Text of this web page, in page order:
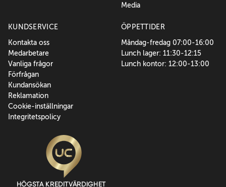
Media
KUNDSERVICE
Kontakta oss
Medarbetare
Vanliga frågor
Förfrågan
Kundansökan
Reklamation
Cookie-inställningar
Integritetspolicy
ÖPPETTIDER
Måndag-fredag 07:00-16:00
Lunch lager: 11:30-12:15
Lunch kontor: 12:00-13:00